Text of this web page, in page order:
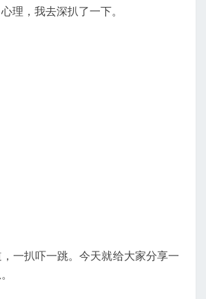
理，我去深扒了一下。
一扒吓一跳。今天就给大家分享一